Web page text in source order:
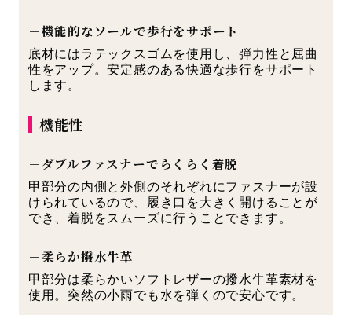
－機能的なソールで歩行をサポート
底材にはラテックスゴムを使用し、弾力性と屈曲
性をアップ。安定感のある快適な歩行をサポート
します。
機能性
－ダブルファスナーでらくらく着脱
甲部分の内側と外側のそれぞれにファスナーが設
けられているので、履き口を大きく開けることが
でき、着脱をスムーズに行うことできます。
－柔らか撥水牛革
甲部分は柔らかいソフトレザーの撥水牛革素材を
使用。突然の小雨でも水を弾くので安心です。